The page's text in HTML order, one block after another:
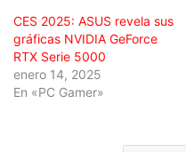
CES 2025: ASUS revela sus
gráficas NVIDIA GeForce
RTX Serie 5000
enero 14, 2025
En «PC Gamer»